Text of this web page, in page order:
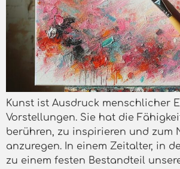
Kunst ist Ausdruck menschlicher
Vorstellungen. Sie hat die
berühren, zu inspirieren und zum
anzuregen. In einem Zeitalter, in
zu einem festen Bestandteil